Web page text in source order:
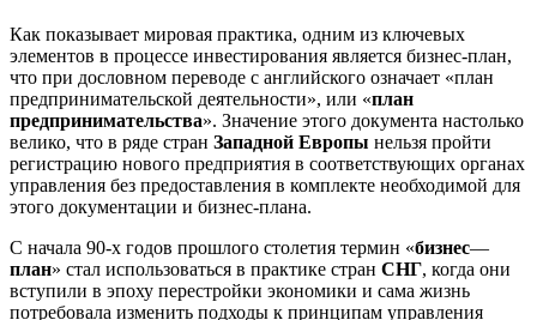
Как показывает мировая практика, одним из ключевых
элементов в процессе инвестирования является бизнес-план,
что при дословном переводе с английского означает «план
предприниматель­ской деятельности», или «план
предпринимательства». Значение этого документа настолько
велико, что в ряде стран Западной Европы нельзя пройти
регистрацию нового предприятия в соответствую­щих органах
управления без предоставления в комплекте необходимой для
этого документации и бизнес-плана.
С начала 90-х годов прошлого столетия термин «бизнес—
план» стал использоваться в практике стран СНГ, когда они
вступили в эпоху перестройки экономики и сама жизнь
потребовала изменить подходы к принципам управления